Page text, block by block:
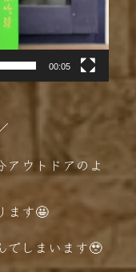
00:05
アウトドアのよ
ます🤩
でしまいます🥹